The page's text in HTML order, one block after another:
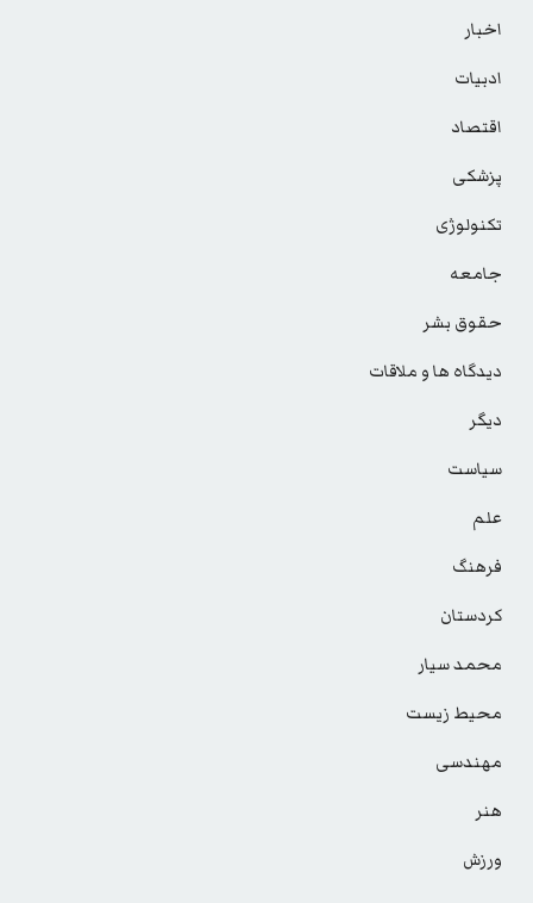
اخبار
ادبیات
اقتصاد
پزشکی
تکنولوژی
جامعه
حقوق بشر
دیدگاه ها و ملاقات
دیگر
سیاست
علم
فرهنگ
کردستان
محمد سیار
محیط زیست
مهندسی
هنر
ورزش